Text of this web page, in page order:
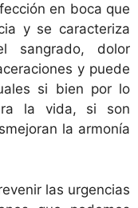
en boca que
y se caracteriza
sangrado, dolor
y puede
si bien por lo
la vida, si son
la armonía
las urgencias